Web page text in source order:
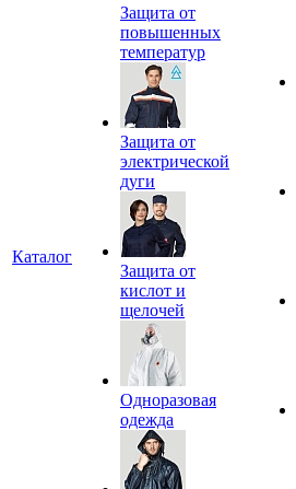
Каталог
Защита от
повышенных
температур
Защита от
электрической
дуги
Защита от
кислот и
щелочей
Одноразовая
одежда